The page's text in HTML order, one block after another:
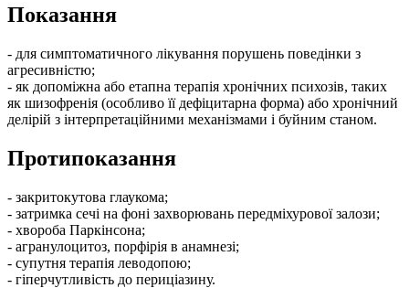
Показання
- для симптоматичного лікування порушень поведінки з
агресивністю;
- як допоміжна або етапна терапія хронічних психозів, таких
як шизофренія (особливо її дефіцитарна форма) або хронічний
делірій з інтерпретаційними механізмами і буйним станом.
Протипоказання
- закритокутова глаукома;
- затримка сечі на фоні захворювань передміхурової залози;
- хвороба Паркінсона;
- агранулоцитоз, порфірія в анамнезі;
- супутня терапія леводопою;
- гіперчутливість до периціазину.